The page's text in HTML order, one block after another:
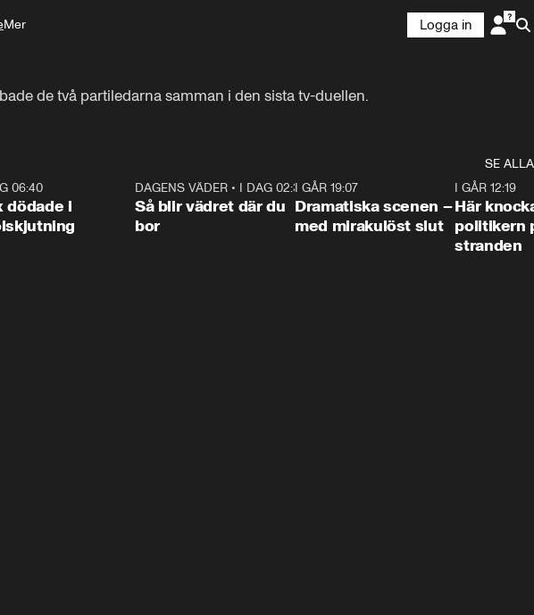
Mer
Logga in
de två partiledarna samman i den sista tv-duellen.
SE ALLA
06:40
dödade i
1:06
DAGENS VÄDER• I DAG 02:30
Så blir vädret där du
bor
I GÅR 19:07
Dramatiska scenen –
med mirakulöst slut
I GÅR 12:19
Här
politikern
stranden